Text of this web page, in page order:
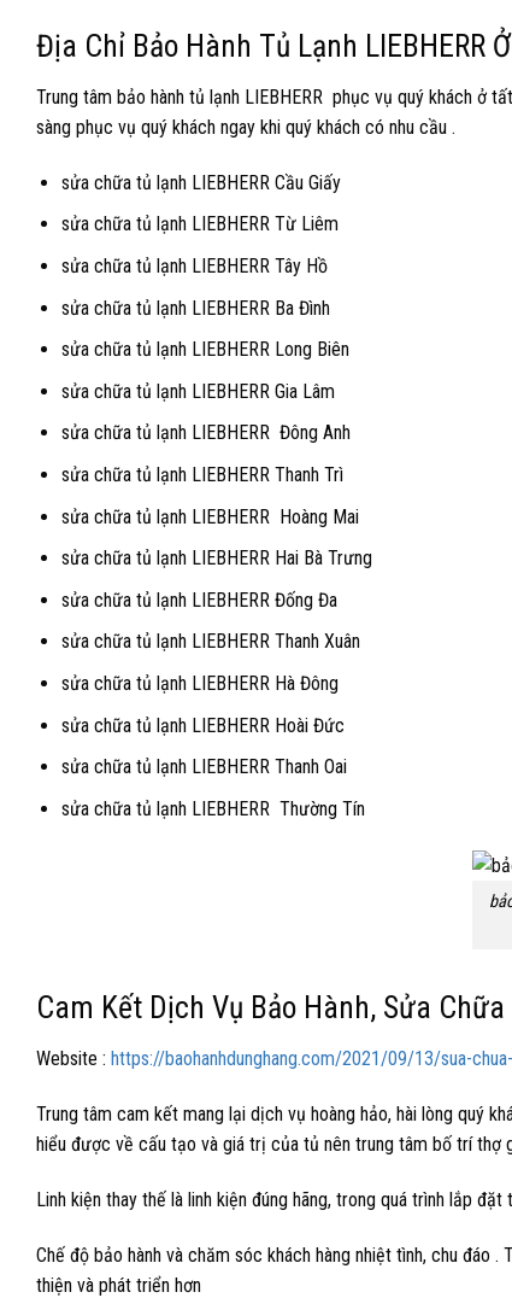
Địa Chỉ Bảo Hành Tủ Lạnh LIEBHERR
Trung tâm bảo hành tủ lạnh LIEBHERR phục vụ quý khách ở
sàng phục vụ quý khách ngay khi quý khách có nhu cầu .
sửa chữa tủ lạnh LIEBHERR Cầu Giấy
sửa chữa tủ lạnh LIEBHERR Từ Liêm
sửa chữa tủ lạnh LIEBHERR Tây Hồ
sửa chữa tủ lạnh LIEBHERR Ba Đình
sửa chữa tủ lạnh LIEBHERR Long Biên
sửa chữa tủ lạnh LIEBHERR Gia Lâm
sửa chữa tủ lạnh LIEBHERR Đông Anh
sửa chữa tủ lạnh LIEBHERR Thanh Trì
sửa chữa tủ lạnh LIEBHERR Hoàng Mai
sửa chữa tủ lạnh LIEBHERR Hai Bà Trưng
sửa chữa tủ lạnh LIEBHERR Đống Đa
sửa chữa tủ lạnh LIEBHERR Thanh Xuân
sửa chữa tủ lạnh LIEBHERR Hà Đông
sửa chữa tủ lạnh LIEBHERR Hoài Đức
sửa chữa tủ lạnh LIEBHERR Thanh Oai
sửa chữa tủ lạnh LIEBHERR Thường Tín
Cam Kết Dịch Vụ Bảo Hành, Sửa Chữa
Website : https://baohanhdunghang.com/2021/09/13/sua-
Trung tâm cam kết mang lại dịch vụ hoàng hảo, hài lòng quý
hiểu được về cấu tạo và giá trị của tủ nên trung tâm bố trí thợ
Linh kiện thay thế là linh kiện đúng hãng, trong quá trình lắp
Chế độ bảo hành và chăm sóc khách hàng nhiệt tình, chu đáo
thiện và phát triển hơn